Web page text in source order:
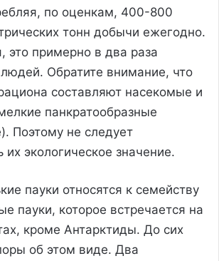
по оценкам, 400-800
тонн добычи ежегодно.
это примерно в два раза
Обратите внимание, что
составляют насекомые и
панкратообразные
Поэтому не следует
их экологическое значение.
пауки относятся к семейству
пауки, которое встречается на
кроме Антарктиды. До сих
об этом виде. Два